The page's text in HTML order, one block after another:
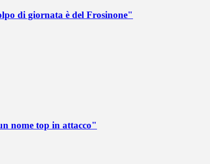
di giornata è del Frosinone"
nome top in attacco"